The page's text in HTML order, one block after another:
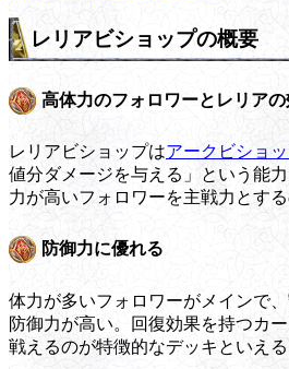
レリアビショップの概要
高体力のフォロワーとレリアの
レリアビショップはアークビショ
値分ダメージを与える」という能
力が高いフォロワーを主戦力とする
防御力に優れる
体力が多いフォロワーがメインで
防御力が高い。回復効果を持つカ
戦えるのが特徴的なデッキといえる